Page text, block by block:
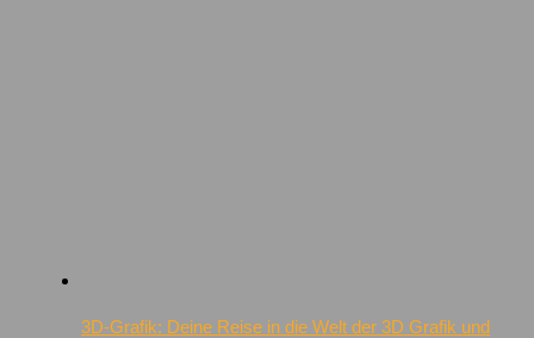
3D-Grafik: Deine Reise in die Welt der 3D Grafik und